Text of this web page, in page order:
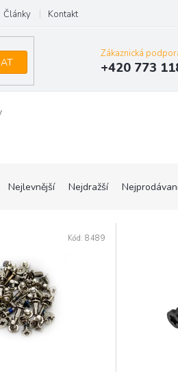
Články Kontakt
Zákaznická
+420 773
Nejlevnější Nejdražší
Kód:8489